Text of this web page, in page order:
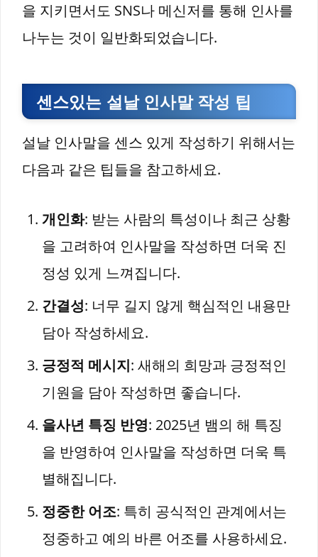
을 지키면서도 SNS나 메신저를 통해 인사를
나누는 것이 일반화되었습니다.
센스있는 설날 인사말 작성 팁
설날 인사말을 센스 있게 작성하기 위해서는
다음과 같은 팁들을 참고하세요.
개인화: 받는 사람의 특성이나 최근 상황
을 고려하여 인사말을 작성하면 더욱 진
정성 있게 느껴집니다.
간결성: 너무 길지 않게 핵심적인 내용만
담아 작성하세요.
긍정적 메시지: 새해의 희망과 긍정적인
기원을 담아 작성하면 좋습니다.
을사년 특징 반영: 2025년 뱀의 해 특징
을 반영하여 인사말을 작성하면 더욱 특
별해집니다.
정중한 어조: 특히 공식적인 관계에서는
정중하고 예의 바른 어조를 사용하세요.